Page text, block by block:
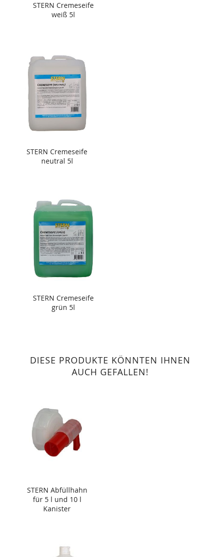
STERN Cremeseife
weiß 5l
STERN Cremeseife
neutral 5l
STERN Cremeseife
grün 5l
DIESE PRODUKTE KÖNNTEN IHNEN
AUCH GEFALLEN!
STERN Abfüllhahn
für 5 l und 10 l
Kanister